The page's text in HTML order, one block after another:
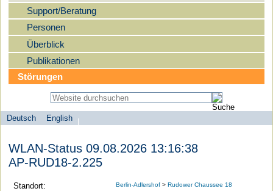
Support/Beratung
Personen
Überblick
Publikationen
Störungen
Sprachauswahl
Deutsch
English
search-menu
Universität
zu
Berlin
WLAN-Status 09.08.2026 13:16:38
AP-RUD18-2.225
Standort: Berlin-Adlershof >Rudower Chaussee 18